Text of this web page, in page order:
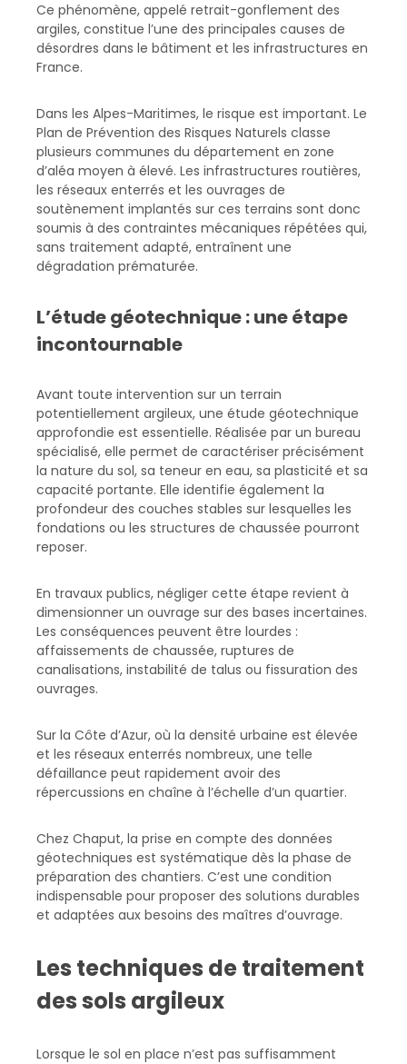
Ce phénomène, appelé retrait-gonflement des
argiles, constitue l’une des principales causes de
désordres dans le bâtiment et les infrastructures en
France.
Dans les Alpes-Maritimes, le risque est important. Le
Plan de Prévention des Risques Naturels classe
plusieurs communes du département en zone
d’aléa moyen à élevé. Les infrastructures routières,
les réseaux enterrés et les ouvrages de
soutènement implantés sur ces terrains sont donc
soumis à des contraintes mécaniques répétées qui,
sans traitement adapté, entraînent une
dégradation prématurée.
L’étude géotechnique : une étape
incontournable
Avant toute intervention sur un terrain
potentiellement argileux, une étude géotechnique
approfondie est essentielle. Réalisée par un bureau
spécialisé, elle permet de caractériser précisément
la nature du sol, sa teneur en eau, sa plasticité et sa
capacité portante. Elle identifie également la
profondeur des couches stables sur lesquelles les
fondations ou les structures de chaussée pourront
reposer.
En travaux publics, négliger cette étape revient à
dimensionner un ouvrage sur des bases incertaines.
Les conséquences peuvent être lourdes :
affaissements de chaussée, ruptures de
canalisations, instabilité de talus ou fissuration des
ouvrages.
Sur la Côte d’Azur, où la densité urbaine est élevée
et les réseaux enterrés nombreux, une telle
défaillance peut rapidement avoir des
répercussions en chaîne à l’échelle d’un quartier.
Chez Chaput, la prise en compte des données
géotechniques est systématique dès la phase de
préparation des chantiers. C’est une condition
indispensable pour proposer des solutions durables
et adaptées aux besoins des maîtres d’ouvrage.
Les techniques de traitement
des sols argileux
Lorsque le sol en place n’est pas suffisamment